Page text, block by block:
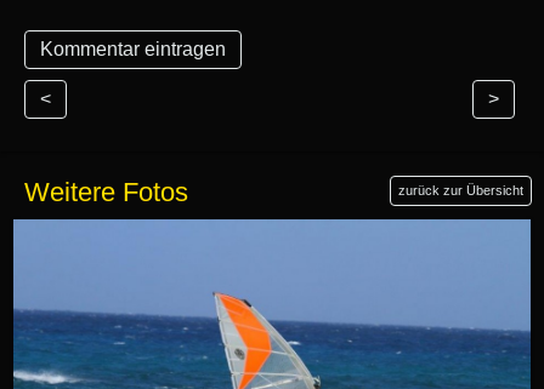
< >
Weitere Fotos zurück zur Übersicht